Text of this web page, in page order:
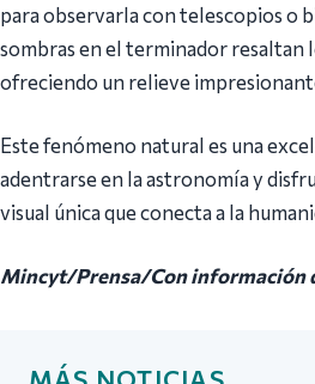
para observarla con telescopios o
sombras en el terminador resaltan
ofreciendo un relieve
Este fenómeno natural es una
adentrarse en la astronomía y
visual única que conecta a la
Mincyt/Prensa/Con información